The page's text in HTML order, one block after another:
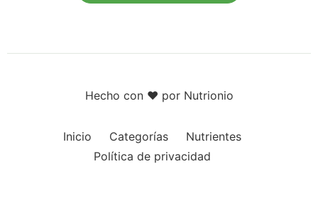
Hecho con ❤️ por Nutrionio
Inicio Categorías
Nutrientes
Política de privacidad